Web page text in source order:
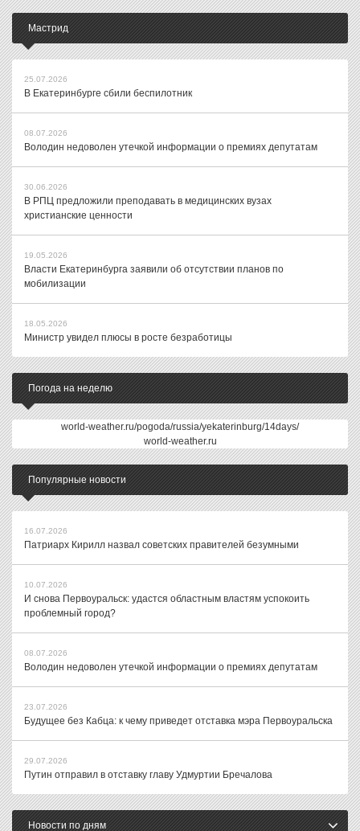
Мастрид
25.07.2026
В Екатеринбурге сбили беспилотник
08.07.2026
Володин недоволен утечкой информации о премиях депутатам
30.06.2026
В РПЦ предложили преподавать в медицинских вузах
христианские ценности
19.05.2026
Власти Екатеринбурга заявили об отсутствии планов по
мобилизации
18.05.2026
Министр увидел плюсы в росте безработицы
Погода на неделю
world-weather.ru/pogoda/russia/yekaterinburg/14days/
world-weather.ru
Популярные новости
16.07.2026
Патриарх Кирилл назвал советских правителей безумными
10.07.2026
И снова Первоуральск: удастся областным властям успокоить
проблемный город?
08.07.2026
Володин недоволен утечкой информации о премиях депутатам
23.07.2026
Будущее без Кабца: к чему приведет отставка мэра Первоуральска
29.07.2026
Путин отправил в отставку главу Удмуртии Бречалова
Новости по дням